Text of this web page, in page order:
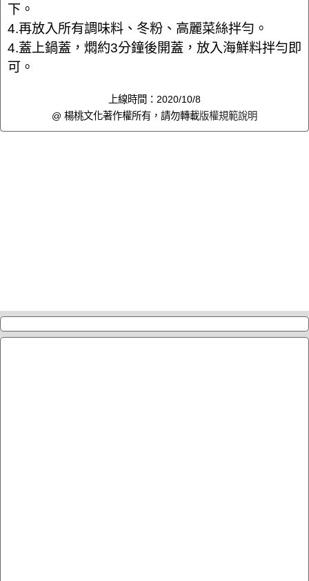
下。
4.再放入所有調味料、冬粉、高麗菜絲拌勻。
4.蓋上鍋蓋，燜約3分鐘後開蓋，放入海鮮料拌勻即
可。
上線時間：2020/10/8
@ 楊桃文化著作權所有，請勿轉載版權規範說明